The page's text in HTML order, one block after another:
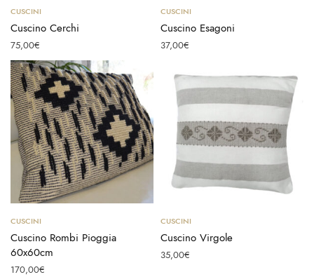
Aggiungi al carrello
CUSCINI
Cuscino Cerchi
75,00€
Aggiungi al carrello
CUSCINI
Cuscino Esagoni
37,00€
Aggiungi al carrello
CUSCINI
Cuscino Rombi Pioggia
60x60cm
170,00€
Aggiungi al carrello
CUSCINI
Cuscino Virgole
35,00€